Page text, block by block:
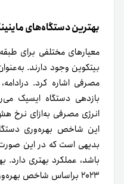
بهترین دستگاه‌های
معیارهای مختلفی برای
بیتکوین وجود دارند.
مصرفی اشاره کرد.
بازدهی دستگاه ایسیک
انرژی مصرفی به‌ازای نرخ
این شاخص بهره‌وری
بدیهی است که در این
باشد، عملکرد بهتری دارد.
۲۰۲۳ براساس شاخص بهره‌وری عبارت‌اند از: